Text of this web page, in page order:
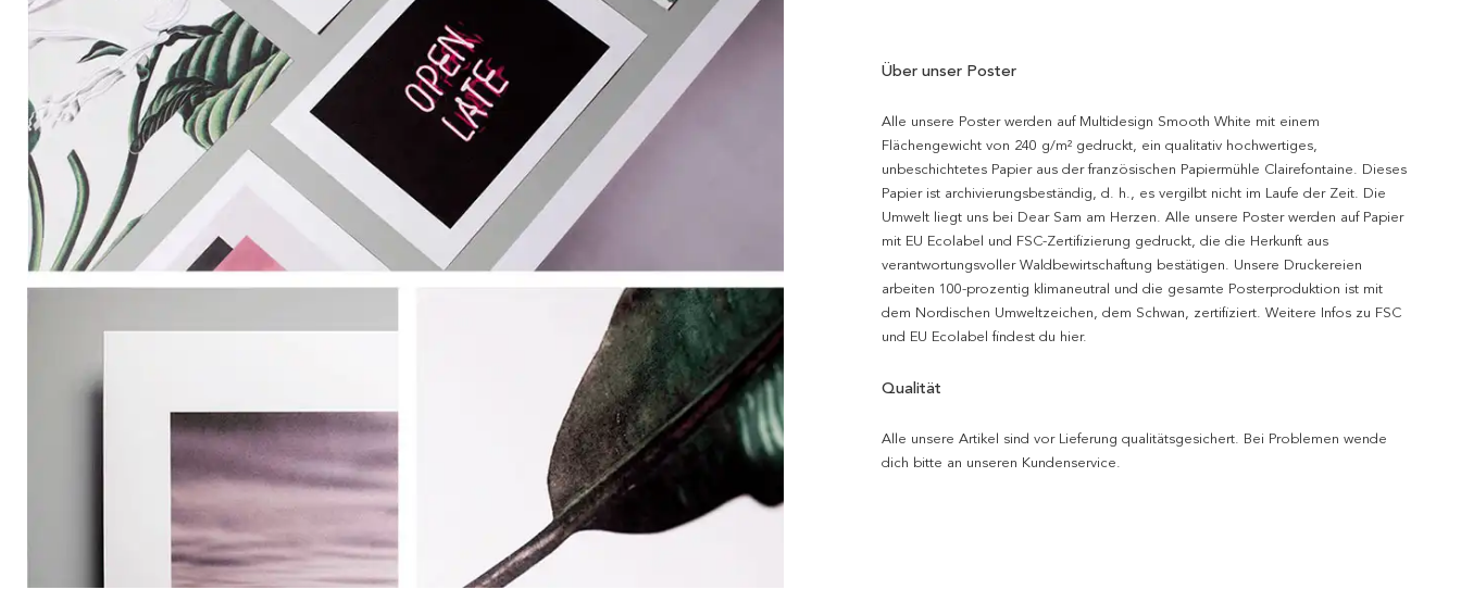
Über unser Poster
Alle unsere Poster werden auf Multidesign Smooth White mit einem
Flächengewicht von 240 g/m² gedruckt, ein qualitativ hochwertiges,
unbeschichtetes Papier aus der französischen Papiermühle Clairefontaine. Dieses
Papier ist archivierungsbeständig, d. h., es vergilbt nicht im Laufe der Zeit. Die
Umwelt liegt uns bei Dear Sam am Herzen. Alle unsere Poster werden auf Papier
mit EU Ecolabel und FSC-Zertifizierung gedruckt, die die Herkunft aus
verantwortungsvoller Waldbewirtschaftung bestätigen. Unsere Druckereien
arbeiten 100-prozentig klimaneutral und die gesamte Posterproduktion ist mit
dem Nordischen Umweltzeichen, dem Schwan, zertifiziert. Weitere Infos zu FSC
und EU Ecolabel findest du hier.
Qualität
Alle unsere Artikel sind vor Lieferung qualitätsgesichert. Bei Problemen wende
dich bitte an unseren Kundenservice.